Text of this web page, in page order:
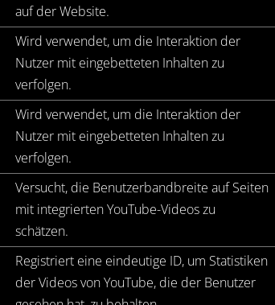
auf der Website.
Wird verwendet, um die Interaktion der
Nutzer mit eingebetteten Inhalten zu
verfolgen.
Wird verwendet, um die Interaktion der
Nutzer mit eingebetteten Inhalten zu
verfolgen.
Versucht, die Benutzerbandbreite auf Seiten
mit integrierten YouTube-Videos zu
schätzen.
Registriert eine eindeutige ID, um Statistiken
der Videos von YouTube, die der Benutzer